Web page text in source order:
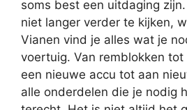
soms best een uitdaging
niet langer verder te kijken,
Vianen vind je alles wat je
voertuig. Van remblokken
een nieuwe accu tot aan
alle onderdelen die je nodig